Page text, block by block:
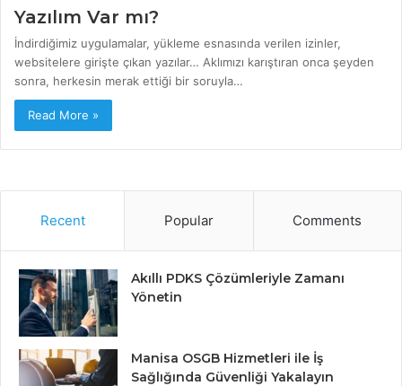
Yazılım Var mı?
İndirdiğimiz uygulamalar, yükleme esnasında verilen izinler,
websitelere girişte çıkan yazılar… Aklımızı karıştıran onca şeyden
sonra, herkesin merak ettiği bir soruyla…
Read More »
Recent Popular Comments
Akıllı PDKS Çözümleriyle Zamanı
Yönetin
Manisa OSGB Hizmetleri ile İş
Sağlığında Güvenliği Yakalayın